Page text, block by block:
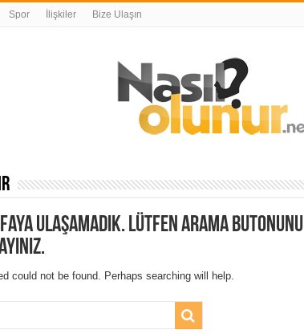
Spor İlişkiler Bize Ulaşın
ulaşamadık. Lütfen arama butonunu
could not be found. Perhaps searching will help.